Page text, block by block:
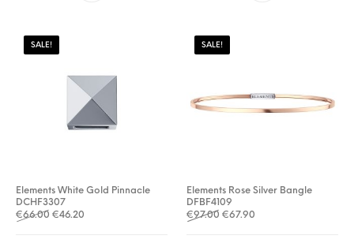
SALE!
Elements White Gold Pinnacle
DCHF3307
€66.00 Oorspronkelijke prijs was: €66.00.
€46.20 Huidige prijs is: €46.20.
SALE!
Elements Rose Silver Bangle
DFBF4109
€97.00 Oorspronkelijke prijs was:
€67.90